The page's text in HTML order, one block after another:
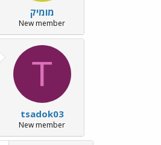
מומיק
New member
T
tsadok03
New member